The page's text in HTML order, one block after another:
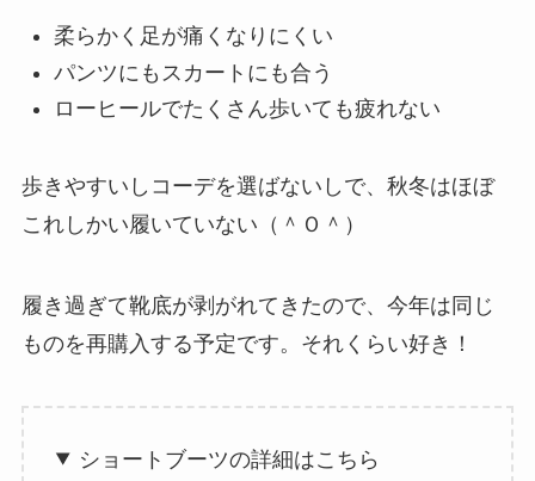
柔らかく足が痛くなりにくい
パンツにもスカートにも合う
ローヒールでたくさん歩いても疲れない
歩きやすいしコーデを選ばないしで、秋冬はほぼ
これしかい履いていない（＾Ｏ＾）
履き過ぎて靴底が剥がれてきたので、今年は同じ
ものを再購入する予定です。それくらい好き！
ショートブーツの詳細はこちら